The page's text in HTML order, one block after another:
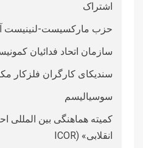
اشتراک
حزب مارکسیست-لنینیست
سازمان اتحاد فدائیان
سندیکای کارگران فلزکار
سوسیالیسم
کمیته هماهنگی بین المللی
انقلابی» (ICOR